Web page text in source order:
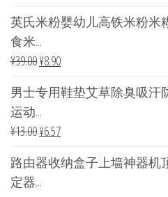
英氏米粉婴幼儿高铁米粉米
食米...
¥39.00¥8.90
男士专用鞋垫艾草除臭吸汗
运动...
¥13.00¥6.57
路由器收纳盒子上墙神器机
定器...